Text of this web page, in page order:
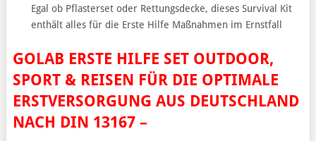
Egal ob Pflasterset oder Rettungsdecke, dieses Survival Kit
enthält alles für die Erste Hilfe Maßnahmen im Ernstfall
GOLAB ERSTE HILFE SET OUTDOOR,
SPORT & REISEN FÜR DIE OPTIMALE
ERSTVERSORGUNG AUS DEUTSCHLAND
NACH DIN 13167 –